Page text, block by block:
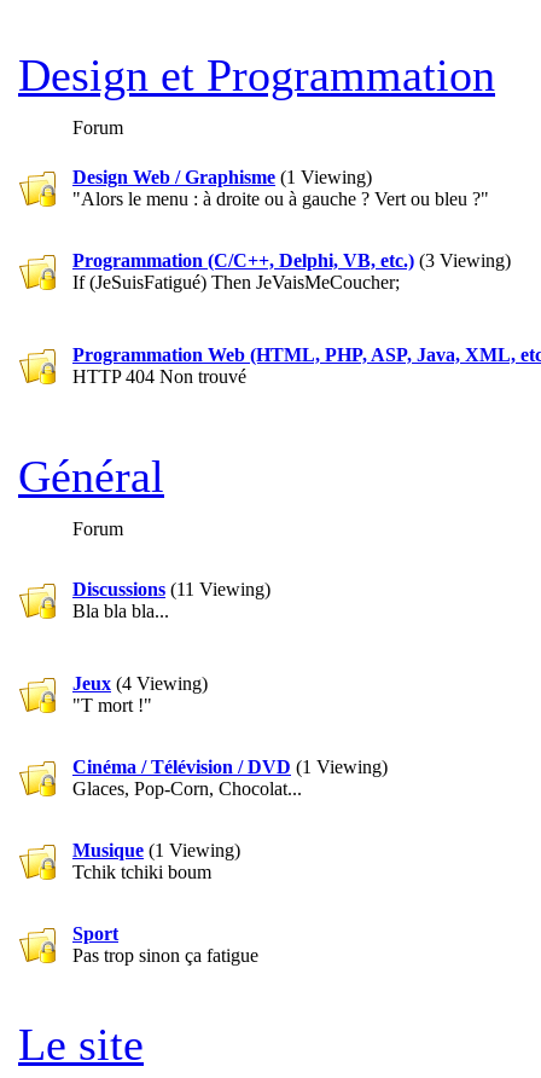
Design et Programmation
Forum
Design Web / Graphisme (1 Viewing)
"Alors le menu : à droite ou à gauche ? Vert ou bleu ?"
Programmation (C/C++, Delphi, VB, etc.) (3 Viewing)
If (JeSuisFatigué) Then JeVaisMeCoucher;
Programmation Web (HTML, PHP, ASP, Java, XML,
HTTP 404 Non trouvé
Général
Forum
Discussions (11 Viewing)
Bla bla bla...
Jeux (4 Viewing)
"T mort !"
Cinéma / Télévision / DVD (1 Viewing)
Glaces, Pop-Corn, Chocolat...
Musique (1 Viewing)
Tchik tchiki boum
Sport
Pas trop sinon ça fatigue
Le site